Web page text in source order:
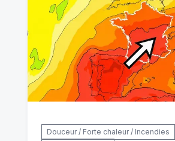
Douceur / Forte chaleur / Incendies